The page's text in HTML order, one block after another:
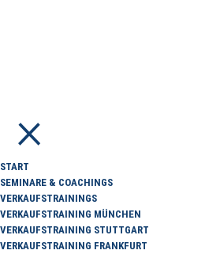
×
START
SEMINARE & COACHINGS
VERKAUFSTRAININGS
VERKAUFSTRAINING MÜNCHEN
VERKAUFSTRAINING STUTTGART
VERKAUFSTRAINING FRANKFURT